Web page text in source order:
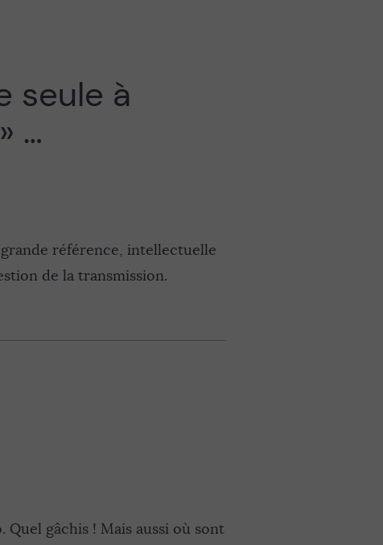
seule à
…
référence, intellectuelle
de la transmission.
gâchis ! Mais aussi où sont